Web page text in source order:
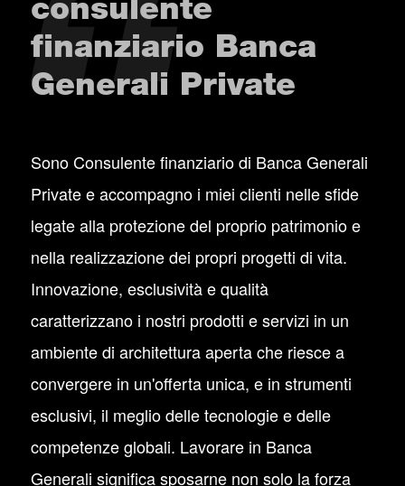
finanziario Banca
Generali Private
Sono Consulente finanziario di Banca Generali
Private e accompagno i miei clienti nelle sfide
legate alla protezione del proprio patrimonio e
nella realizzazione dei propri progetti di vita.
Innovazione, esclusività e qualità
caratterizzano i nostri prodotti e servizi in un
ambiente di architettura aperta che riesce a
convergere in un'offerta unica, e in strumenti
esclusivi, il meglio delle tecnologie e delle
competenze globali. Lavorare in Banca
Generali significa sposarne non solo la forza